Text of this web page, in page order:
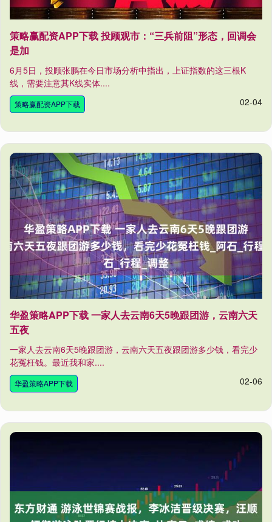
策略赢配资APP下载 投顾观市：“三兵前阻”形态，回调会
是加
6月5日，投顾张鹏在今日市场分析中指出，上证指数的这三根K
线，需要注意其K线实体....
策略赢配资APP下载 02-04
华盈策略APP下载 一家人去云南6天5晚跟团游，云南六天
五夜
一家人去云南6天5晚跟团游，云南六天五夜跟团游多少钱，看完少
花冤枉钱。最近我和家....
华盈策略APP下载 02-06